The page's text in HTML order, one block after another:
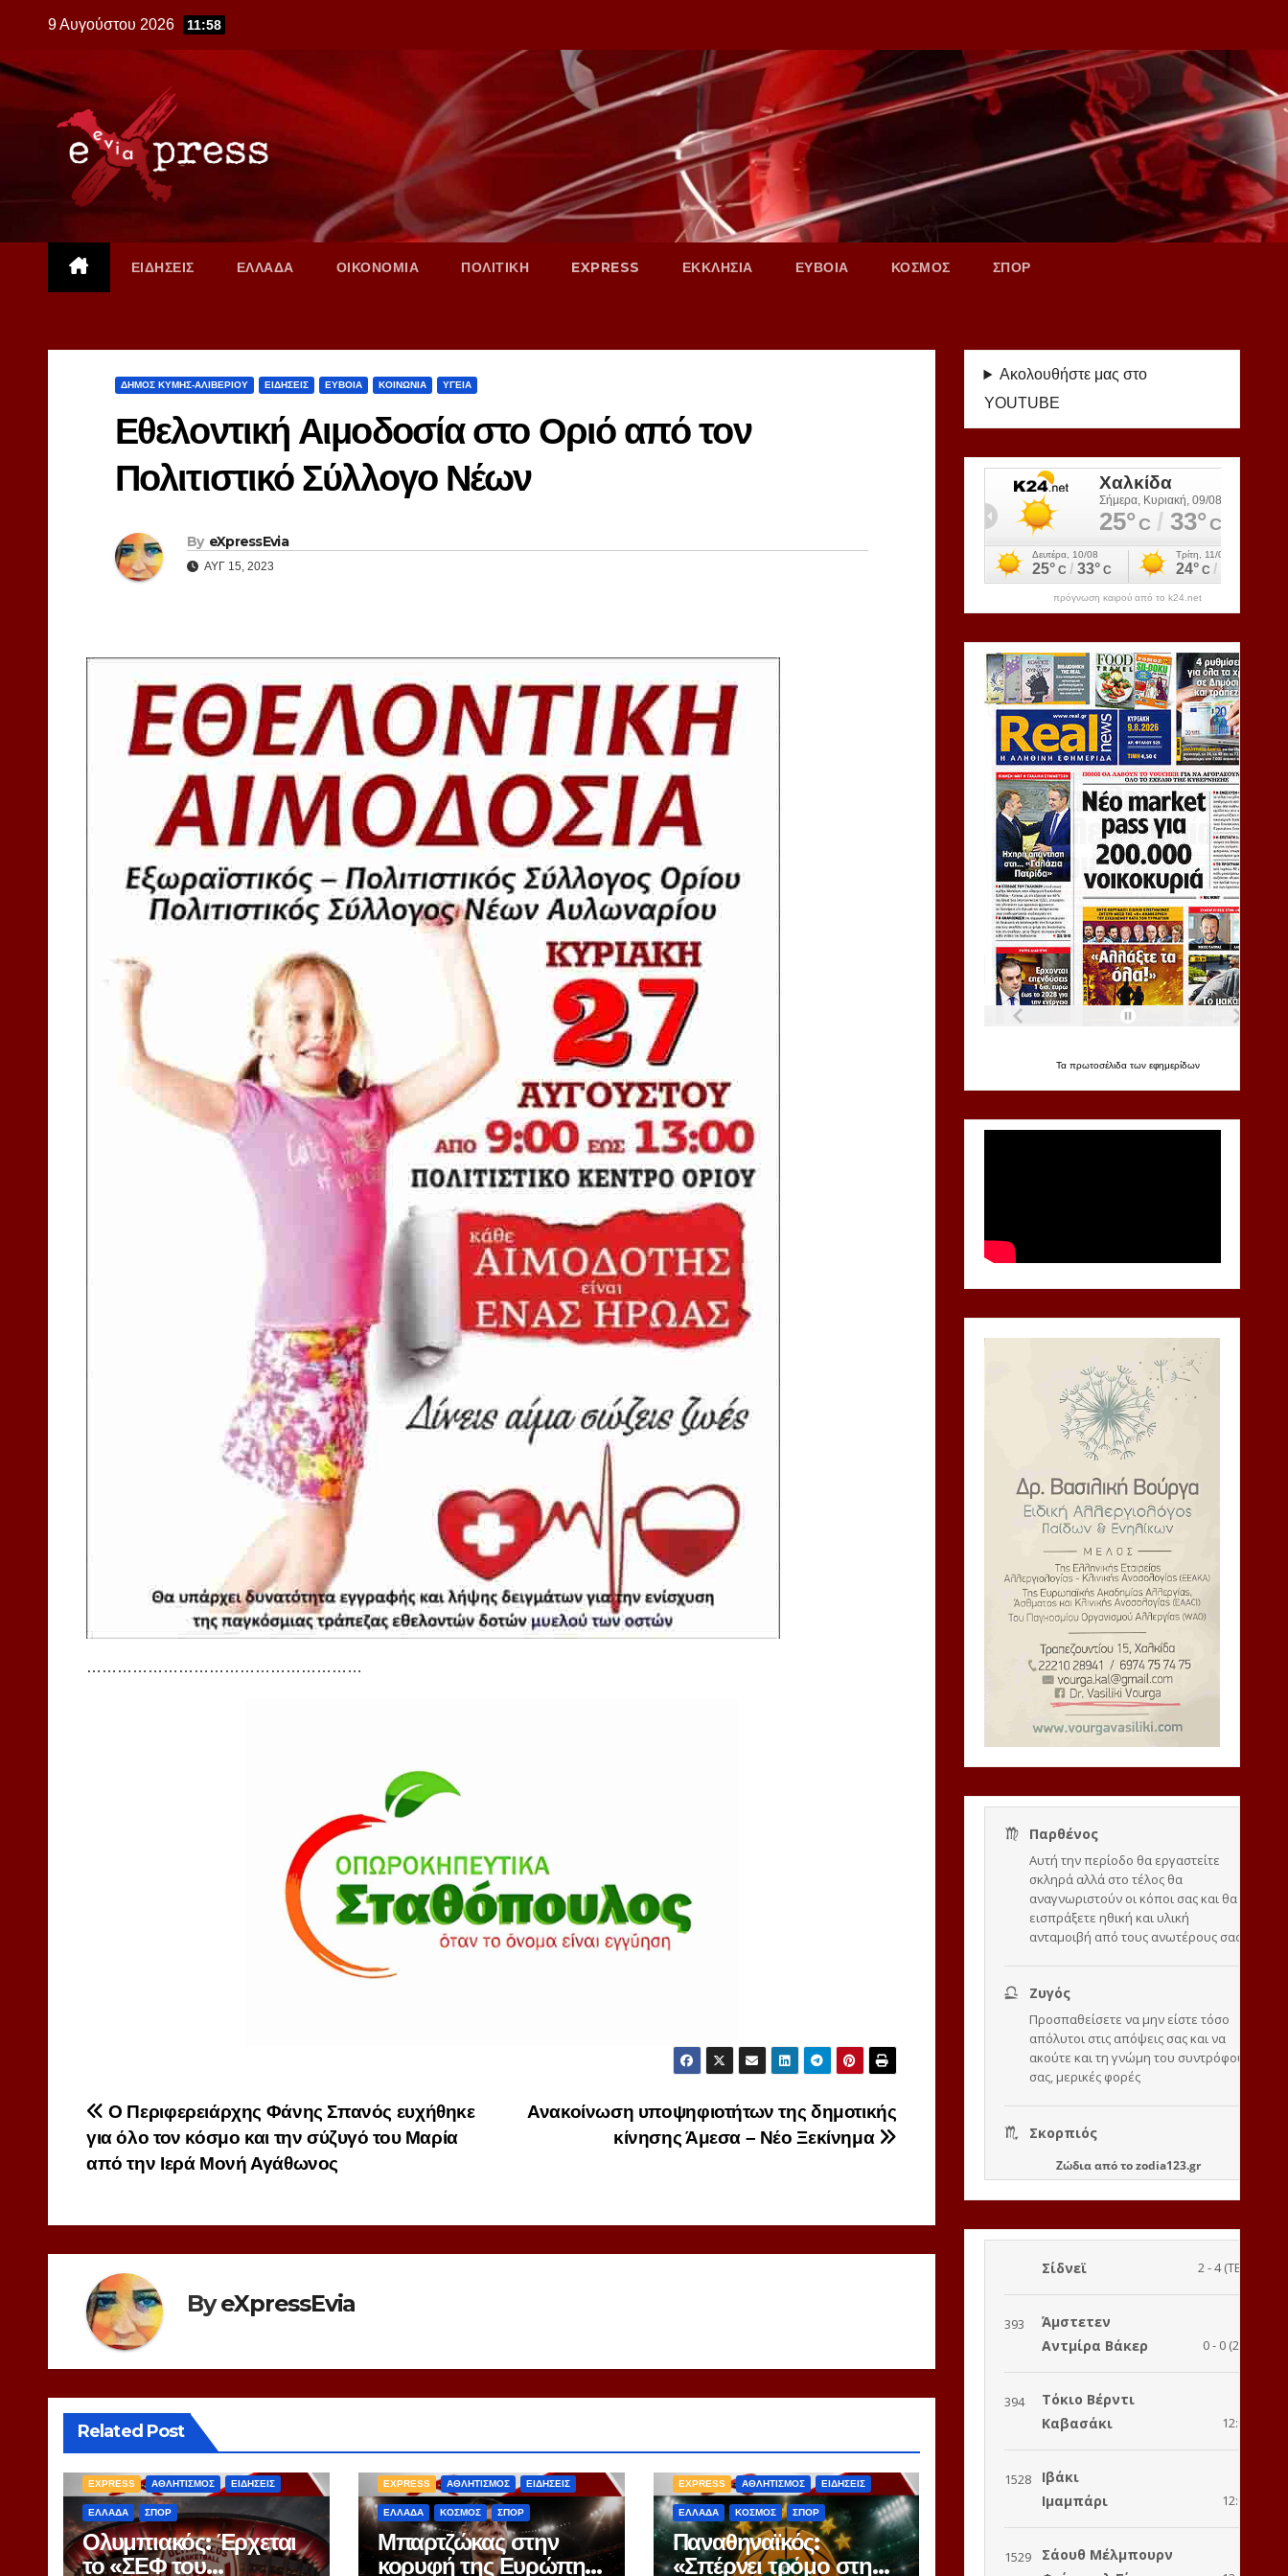
content
9 Αυγούστου 2026 11:58
ΕΙΔΗΣΕΙΣ ΕΛΛΑΔΑ ΟΙΚΟΝΟΜΙΑ ΠΟΛΙΤΙΚΗ EXPRESS ΕΚΚΛΗΣΙΑ ΕΥΒΟΙΑ ΚΟΣΜΟΣ ΣΠΟΡ
ΔΗΜΟΣ ΚΥΜΗΣ-ΑΛΙΒΕΡΙΟΥ ΕΙΔΗΣΕΙΣ ΕΥΒΟΙΑ ΚΟΙΝΩΝΙΑ ΥΓΕΙΑ
Εθελοντική Αιμοδοσία στο Οριό από τον
Πολιτιστικό Σύλλογο Νέων
By eXpressEvia
ΑΥΓ 15, 2023
………………………………………………
Πλοήγηση
άρθρων
Ανακοίνωση υποψηφιοτήτων της δημοτικής
κίνησης Άμεσα – Νέο Ξεκίνημα
Ο Περιφερειάρχης Φάνης Σπανός ευχήθηκε
για όλο τον κόσμο και την σύζυγό του Μαρία
από την Ιερά Μονή Αγάθωνος
ByeXpressEvia
Related Post
EXPRESS ΑΘΛΗΤΙΣΜΟΣ ΕΙΔΗΣΕΙΣ
ΕΛΛΑΔΑ ΣΠΟΡ
Ολυμπιακός: Έρχεται
το «ΣΕΦ του
EXPRESS ΑΘΛΗΤΙΣΜΟΣ ΕΙΔΗΣΕΙΣ
ΕΛΛΑΔΑ ΚΟΣΜΟΣ ΣΠΟΡ
Μπαρτζώκας στην
κορυφή της Ευρώπης
EXPRESS ΑΘΛΗΤΙΣΜΟΣ ΕΙΔΗΣΕΙΣ
ΕΛΛΑΔΑ ΚΟΣΜΟΣ ΣΠΟΡ
Παναθηναϊκός:
«Σπέρνει τρόμο στην
Ακολουθήστε μας στο
YOUTUBE
πρόγνωση καιρού από το k24.net
Τα πρωτοσέλιδα των εφημερίδων
Ζώδιααπό τοzodia123.gr